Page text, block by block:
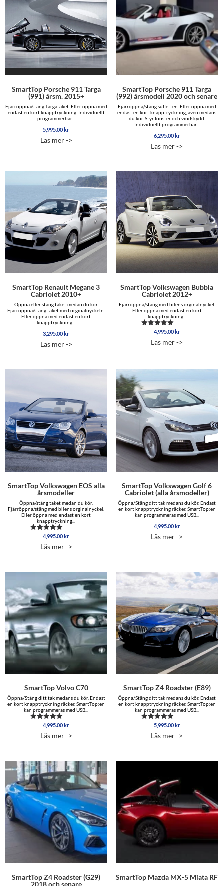
SmartTop Porsche 911 Targa
(991) årsm. 2015+
Fjärröppna/stäng Targataket. Eller öppna med
endast en kort knapptryckning. Individuellt
programmerbar...
5,995.00 kr
Läs mer ->
SmartTop Porsche 911 Targa
(992) årsmodell 2020 och senare
Fjärröppna/stäng sufletten. Eller öppna med
endast en kort knapptryckning, även medans
du kör. Styr fönster och vindskydd.
Individuellt programmerbar...
6,295.00 kr
Läs mer ->
SmartTop Renault Megane 3
Cabriolet 2010+
Öppna eller stäng taket medan du kör.
Fjärröppna/stäng taket med orginalnyckeln.
Eller öppna med endast en kort
knapptryckning...
3,295.00 kr
Läs mer ->
SmartTop Volkswagen Bubbla
Cabriolet 2012+
Fjärröppna/stäng med bilens orginalnyckel.
Eller öppna med endast en kort
knapptryckning...
Betygsatt
av 5
4,995.00 kr
Läs mer ->
SmartTop Volkswagen EOS alla
årsmodeller
Öppna/stäng taket medan du kör.
Fjärröppna/stäng med bilens orginalnyckel.
Eller öppna med endast en kort
knapptryckning...
Betygsatt
av 5
4,995.00kr
Läs mer ->
SmartTop Volkswagen Golf 6
Cabriolet (alla årsmodeller)
Öppna/Stäng ditt tak medans du kör. Endast
en kort knapptryckning räcker. SmartTop:en
kan programmeras med USB...
4,995.00kr
Läs mer ->
SmartTop Volvo C70
Öppna/Stäng ditt tak medans du kör. Endast
en kort knapptryckning räcker. SmartTop:en
kan programmeras med USB...
Betygsatt
av 5
4,995.00kr
Läs mer ->
SmartTop Z4 Roadster (E89)
Öppna/Stäng ditt tak medans du kör. Endast
en kort knapptryckning räcker. SmartTop:en
kan programmeras med USB...
Betygsatt
av 5
5,995.00kr
Läs mer ->
SmartTop Z4 Roadster (G29)
2018 och senare
SmartTop Mazda MX-5 Miata RF